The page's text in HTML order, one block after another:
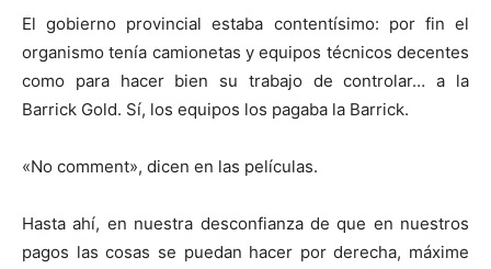
El gobierno provincial estaba contentísimo: por fin el
organismo tenía camionetas y equipos técnicos decentes
como para hacer bien su trabajo de controlar… a la
Barrick Gold. Sí, los equipos los pagaba la Barrick.
«No comment», dicen en las películas.
Hasta ahí, en nuestra desconfianza de que en nuestros
pagos las cosas se puedan hacer por derecha, máxime